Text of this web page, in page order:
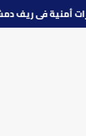
توترات أمنية في